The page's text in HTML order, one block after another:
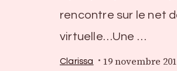
rencontre sur le net
virtuelle…Une …
Clarissa 19 novembre